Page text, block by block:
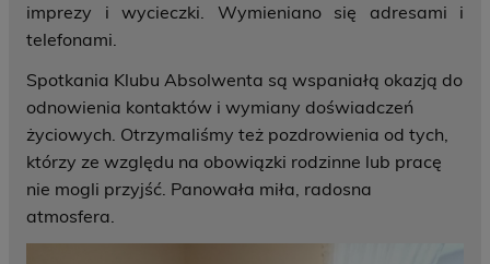
imprezy i wycieczki. Wymieniano się adresami i
telefonami.
Spotkania Klubu Absolwenta są wspaniałą okazją do
odnowienia kontaktów i wymiany doświadczeń
życiowych. Otrzymaliśmy też pozdrowienia od tych,
którzy ze względu na obowiązki rodzinne lub pracę
nie mogli przyjść. Panowała miła, radosna
atmosfera.